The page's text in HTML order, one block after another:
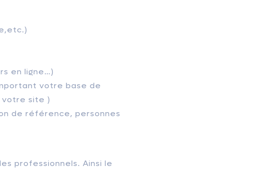
en ligne…)
votre base de
votre site )
de référence, personnes
professionnels. Ainsi le